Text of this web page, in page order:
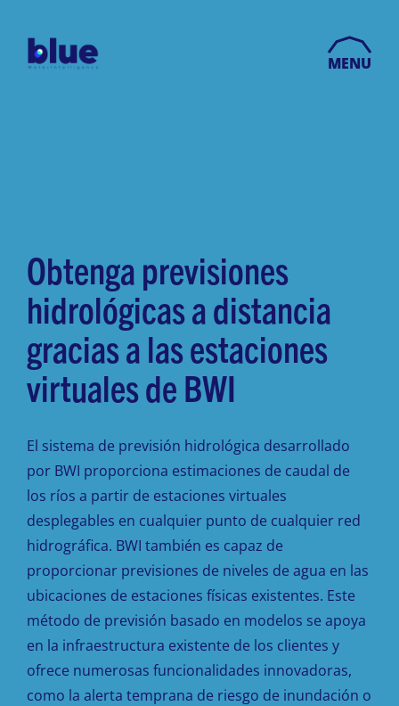
MENU
Obtenga previsiones
hidrológicas a distancia
gracias a las estaciones
virtuales de BWI
El sistema de previsión hidrológica desarrollado
por BWI proporciona estimaciones de caudal de
los ríos a partir de estaciones virtuales
desplegables en cualquier punto de cualquier red
hidrográfica. BWI también es capaz de
proporcionar previsiones de niveles de agua en las
ubicaciones de estaciones físicas existentes. Este
método de previsión basado en modelos se apoya
en la infraestructura existente de los clientes y
ofrece numerosas funcionalidades innovadoras,
como la alerta temprana de riesgo de inundación o